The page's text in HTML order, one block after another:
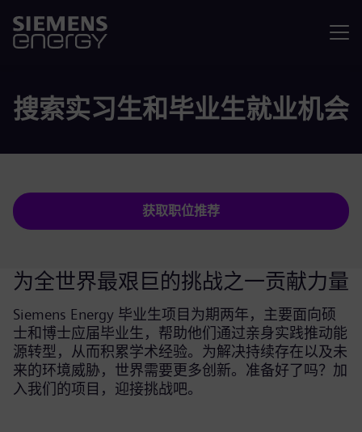
搜索实习生和毕业生就业机会
获取职位推荐
为全世界最艰巨的挑战之一贡献力量
Siemens Energy 毕业生项目为期两年，主要面向硕
士和博士应届毕业生，帮助他们通过亲身实践推动能
源转型，从而积累学术经验。为解决持续存在以及未
来的环境威胁，世界需要更多创新。准备好了吗？加
入我们的项目，迎接挑战吧。